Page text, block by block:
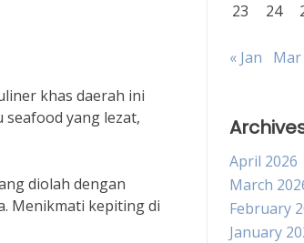
khas daerah ini
yang lezat,
diolah dengan
Menikmati kepiting di
23
24
« Jan Mar
April 2026
March
February
January